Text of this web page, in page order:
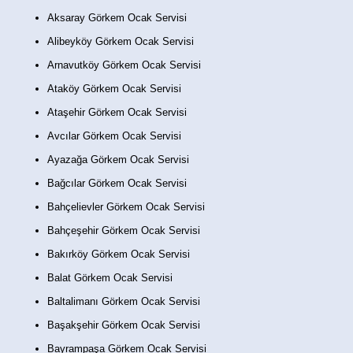
Aksaray Görkem Ocak Servisi
Alibeyköy Görkem Ocak Servisi
Arnavutköy Görkem Ocak Servisi
Ataköy Görkem Ocak Servisi
Ataşehir Görkem Ocak Servisi
Avcılar Görkem Ocak Servisi
Ayazağa Görkem Ocak Servisi
Bağcılar Görkem Ocak Servisi
Bahçelievler Görkem Ocak Servisi
Bahçeşehir Görkem Ocak Servisi
Bakırköy Görkem Ocak Servisi
Balat Görkem Ocak Servisi
Baltalimanı Görkem Ocak Servisi
Başakşehir Görkem Ocak Servisi
Bayrampaşa Görkem Ocak Servisi